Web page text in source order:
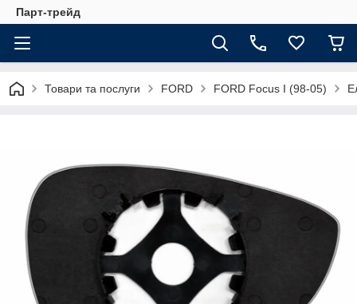
Парт-трейд
Товари та послуги FORD FORD Focus I (98-05)